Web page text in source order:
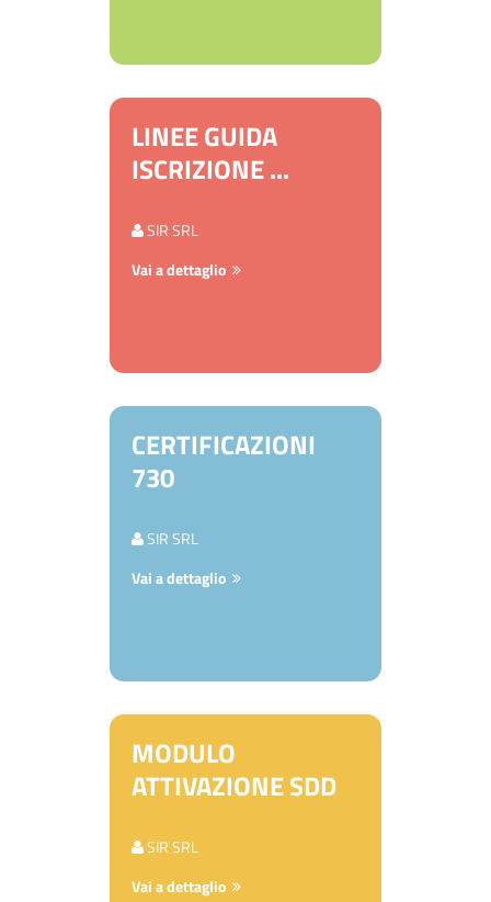
LINEE GUIDA
ISCRIZIONE ...
SIR SRL
Vai a dettaglio
CERTIFICAZIONI
730
SIR SRL
Vai a dettaglio
MODULO
ATTIVAZIONE SDD
SIR SRL
Vai a dettaglio